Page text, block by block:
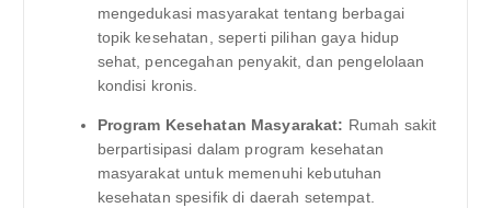
mengedukasi masyarakat tentang berbagai
topik kesehatan, seperti pilihan gaya hidup
sehat, pencegahan penyakit, dan pengelolaan
kondisi kronis.
Program Kesehatan Masyarakat: Rumah sakit
berpartisipasi dalam program kesehatan
masyarakat untuk memenuhi kebutuhan
kesehatan spesifik di daerah setempat.